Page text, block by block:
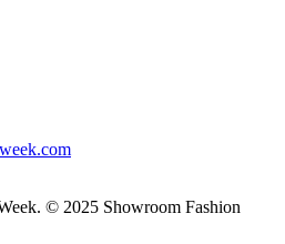
. © 2025 Showroom Fashion